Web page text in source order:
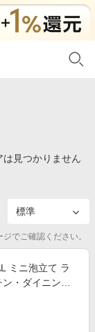
見つかりません
でご確認ください。
ミニ泡立て ラ
・ダイニング
（旧ドットエス